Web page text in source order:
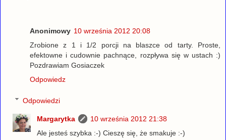
Anonimowy 10 września 2012 20:08
Zrobione z 1 i 1/2 porcji na blaszce od tarty. Proste,
efektowne i cudownie pachnące, rozpływa się w ustach :)
Pozdrawiam Gosiaczek
Odpowiedz
Odpowiedzi
Margarytka
10 września 2012 21:38
Ale jesteś szybka :-) Cieszę się, że smakuje :-)